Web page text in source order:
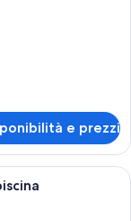
e prezzi
due poltrone in